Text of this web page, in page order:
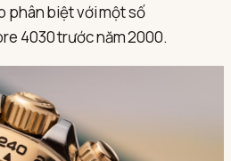
phân biệt với một số
4030 trước năm 2000.